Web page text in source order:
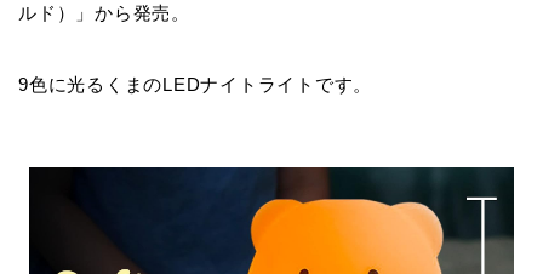
ルド）」から発売。
9色に光るくまのLEDナイトライトです。